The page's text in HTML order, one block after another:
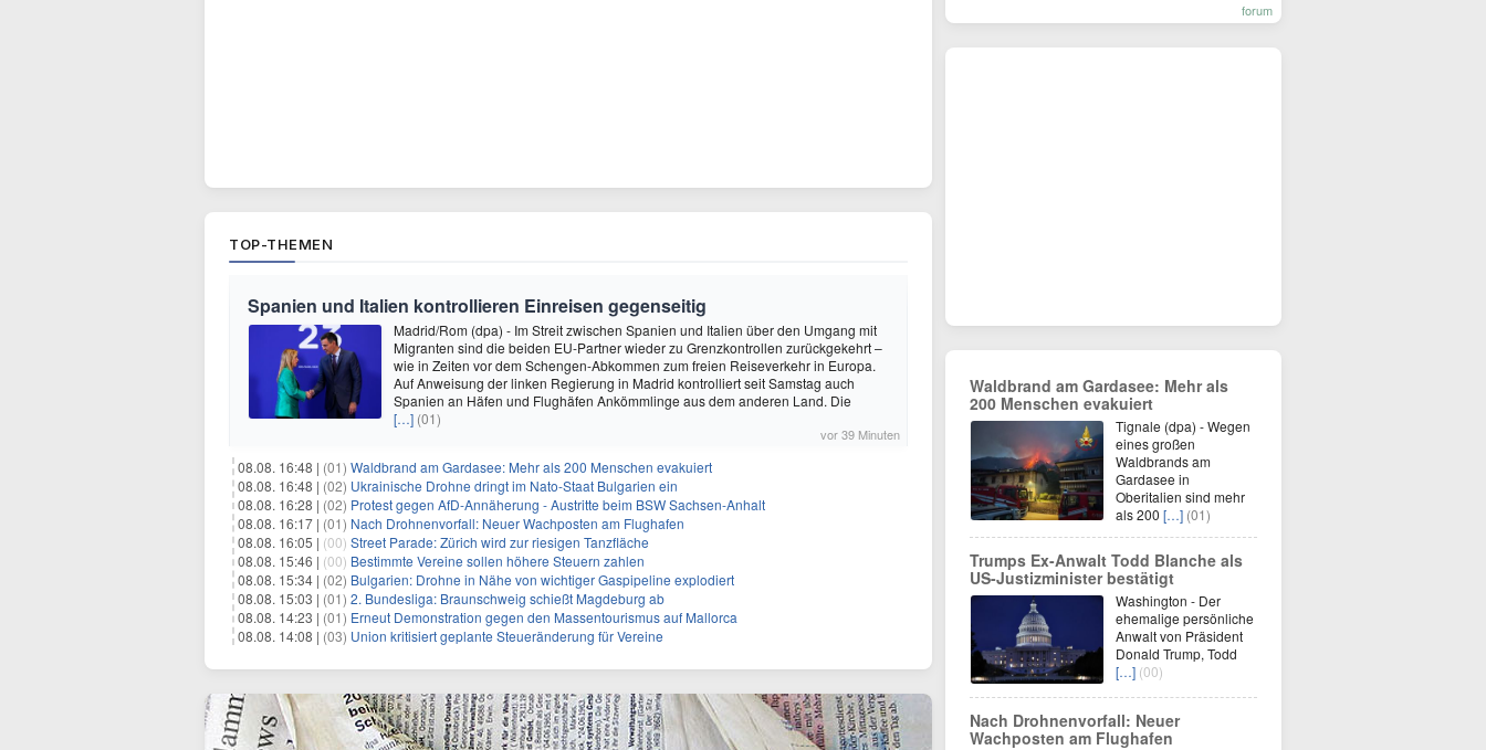
TOP-THEMEN
Spanien und Italien kontrollieren Einreisen gegenseitig
Madrid/Rom (dpa) - Im Streit zwischen Spanien und Italien über den Umgang mit
Migranten sind die beiden EU-Partner wieder zu Grenzkontrollen zurückgekehrt –
wie in Zeiten vor dem Schengen-Abkommen zum freien Reiseverkehr in Europa.
Auf Anweisung der linken Regierung in Madrid kontrolliert seit Samstag auch
Spanien an Häfen und Flughäfen Ankömmlinge aus dem anderen Land. Die
[…] (01)
vor 39 Minuten
08.08. 16:48 | (01) Waldbrand am Gardasee: Mehr als 200 Menschen evakuiert
08.08. 16:48 | (02) Ukrainische Drohne dringt im Nato-Staat Bulgarien ein
08.08. 16:28 | (02) Protest gegen AfD-Annäherung - Austritte beim BSW Sachsen-Anhalt
08.08. 16:17 | (01) Nach Drohnenvorfall: Neuer Wachposten am Flughafen
08.08. 16:05 | (00) Street Parade: Zürich wird zur riesigen Tanzfläche
08.08. 15:46 | (00) Bestimmte Vereine sollen höhere Steuern zahlen
08.08. 15:34 | (02) Bulgarien: Drohne in Nähe von wichtiger Gaspipeline explodiert
08.08. 15:03 | (01) 2. Bundesliga: Braunschweig schießt Magdeburg ab
08.08. 14:23 | (01) Erneut Demonstration gegen den Massentourismus auf Mallorca
08.08. 14:08 | (03) Union kritisiert geplante Steueränderung für Vereine
forum
Waldbrand am Gardasee: Mehr als
200 Menschen evakuiert
Tignale (dpa) - Wegen
eines großen
Waldbrands am
Gardasee in
Oberitalien sind mehr
als 200 […] (01)
Trumps Ex-Anwalt Todd Blanche als
US-Justizminister bestätigt
Washington - Der
ehemalige persönliche
Anwalt von Präsident
Donald Trump, Todd
[…] (00)
Nach Drohnenvorfall: Neuer
Wachposten am Flughafen